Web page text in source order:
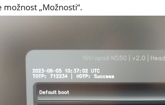
NitroTablet
NW750
možnost „Možnosti“.